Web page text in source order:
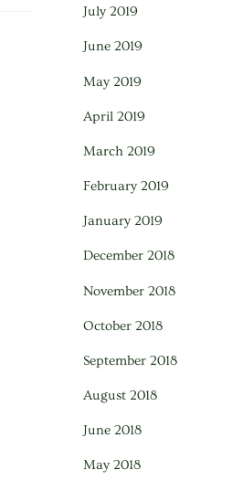
July 2019
June 2019
May 2019
April 2019
March 2019
February 2019
January 2019
December 2018
November 2018
October 2018
September 2018
August 2018
June 2018
May 2018